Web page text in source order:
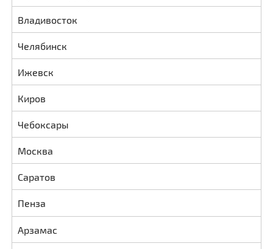
Владивосток
Челябинск
Ижевск
Киров
Чебоксары
Москва
Саратов
Пенза
Арзамас